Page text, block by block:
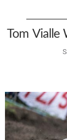
Tom Vialle